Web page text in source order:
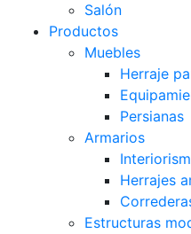
Salón
Productos
Muebles
Herraje
Persianas
Armarios
Herrajes
Estructuras